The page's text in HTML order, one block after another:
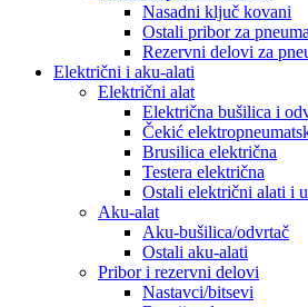
Nasadni ključ kovani
Ostali pribor za
Rezervni delovi za
Električni i aku-alati
Električni alat
Električna bušilica i
Čekić
Brusilica električna
Testera električna
Ostali električni alati i
Aku-alat
Aku-bušilica/odvrtač
Ostali aku-alati
Pribor i rezervni delovi
Nastavci/bitsevi